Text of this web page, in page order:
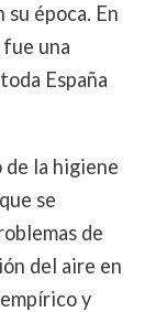
época. En
una
España
de la higiene
se
de
del aire en
y